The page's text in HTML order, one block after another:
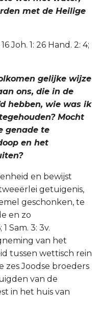
met de Heilige
Joh. 1: 26 Hand. 2: 4;
gelijke wijze
ons, die in de
hebben, wie was ik
Mocht
genade te
en het
en bewijst
getuigenis,
geschonken, te
en zo
Sam. 3: 3v.
van het
tussen wettisch rein
zes Joodse broeders
van de
in het huis van